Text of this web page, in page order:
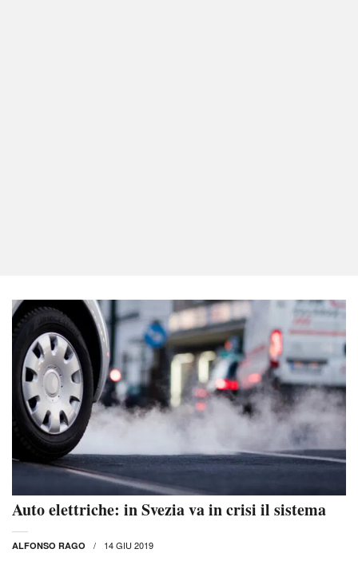
Auto elettriche: in Svezia va in crisi il sistema
ALFONSO RAGO 14 GIU 2019